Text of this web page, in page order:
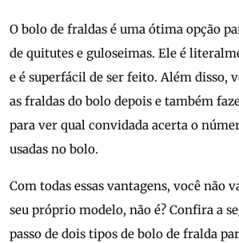
O bolo de fraldas é uma ótima opção
de quitutes e guloseimas. Ele é
e é superfácil de ser feito. Além disso,
as fraldas do bolo depois e também
para ver qual convidada acerta o
usadas no bolo.
Com todas essas vantagens, você não
seu próprio modelo, não é? Confira a
passo de dois tipos de bolo de fralda